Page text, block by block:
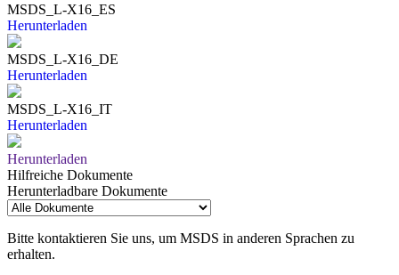
MSDS_L-X16_ES
Herunterladen
MSDS_L-X16_DE
Herunterladen
MSDS_L-X16_IT
Herunterladen
Herunterladen
Hilfreiche Dokumente
Herunterladbare Dokumente
Bitte kontaktieren Sie uns, um MSDS in anderen Sprachen zu
erhalten.